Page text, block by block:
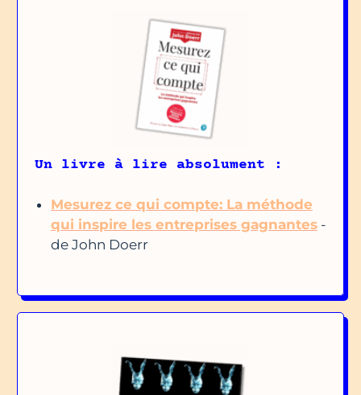
Un livre à lire absolument :
Mesurez ce qui compte: La méthode
qui inspire les entreprises gagnantes -
de John Doerr